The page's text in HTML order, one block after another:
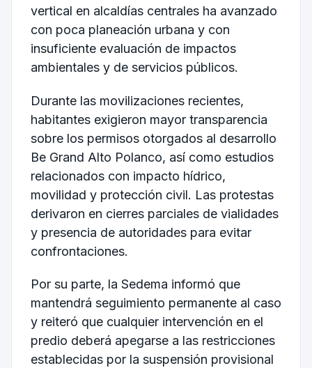
vertical en alcaldías centrales ha avanzado
con poca planeación urbana y con
insuficiente evaluación de impactos
ambientales y de servicios públicos.
Durante las movilizaciones recientes,
habitantes exigieron mayor transparencia
sobre los permisos otorgados al desarrollo
Be Grand Alto Polanco, así como estudios
relacionados con impacto hídrico,
movilidad y protección civil. Las protestas
derivaron en cierres parciales de vialidades
y presencia de autoridades para evitar
confrontaciones.
Por su parte, la Sedema informó que
mantendrá seguimiento permanente al caso
y reiteró que cualquier intervención en el
predio deberá apegarse a las restricciones
establecidas por la suspensión provisional